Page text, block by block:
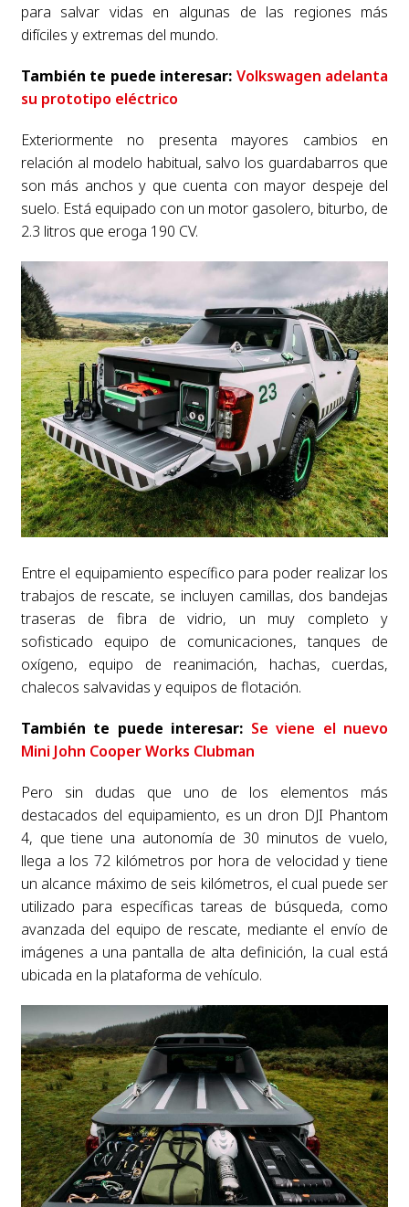
para salvar vidas en algunas de las regiones más
difíciles y extremas del mundo.
También te puede interesar: Volkswagen adelanta
su prototipo eléctrico
Exteriormente no presenta mayores cambios en
relación al modelo habitual, salvo los guardabarros que
son más anchos y que cuenta con mayor despeje del
suelo. Está equipado con un motor gasolero, biturbo, de
2.3 litros que eroga 190 CV.
Entre el equipamiento específico para poder realizar los
trabajos de rescate, se incluyen camillas, dos bandejas
traseras de fibra de vidrio, un muy completo y
sofisticado equipo de comunicaciones, tanques de
oxígeno, equipo de reanimación, hachas, cuerdas,
chalecos salvavidas y equipos de flotación.
También te puede interesar: Se viene el nuevo
Mini John Cooper Works Clubman
Pero sin dudas que uno de los elementos más
destacados del equipamiento, es un dron DJI Phantom
4, que tiene una autonomía de 30 minutos de vuelo,
llega a los 72 kilómetros por hora de velocidad y tiene
un alcance máximo de seis kilómetros, el cual puede ser
utilizado para específicas tareas de búsqueda, como
avanzada del equipo de rescate, mediante el envío de
imágenes a una pantalla de alta definición, la cual está
ubicada en la plataforma de vehículo.